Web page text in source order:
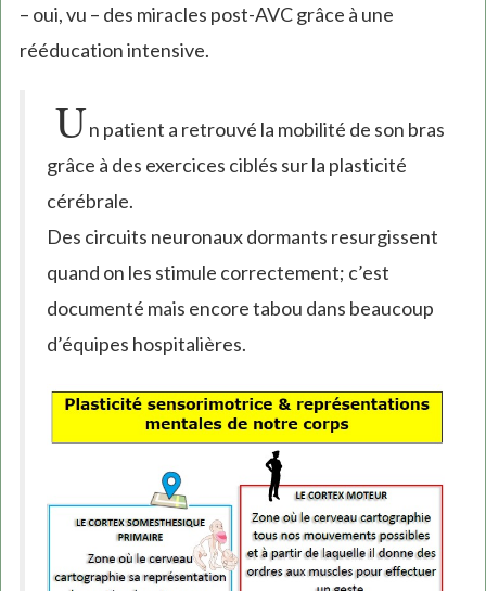
– oui, vu – des miracles post-AVC grâce à une
rééducation intensive.
Un patient a retrouvé la mobilité de son bras
grâce à des exercices ciblés sur la plasticité
cérébrale.
Des circuits neuronaux dormants resurgissent
quand on les stimule correctement; c’est
documenté mais encore tabou dans beaucoup
d’équipes hospitalières.